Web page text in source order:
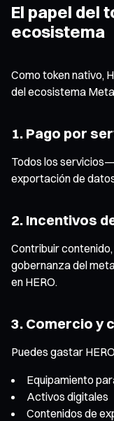
El papel del
ecosistema
Como token nativo,
del ecosistema
1. Pago por
Todos los
exportación de
2. Incentivos
Contribuir
gobernanza del
en HERO.
3. Comercio y
Puedes gastar
Equipamiento
Activos digitales
Contenidos de